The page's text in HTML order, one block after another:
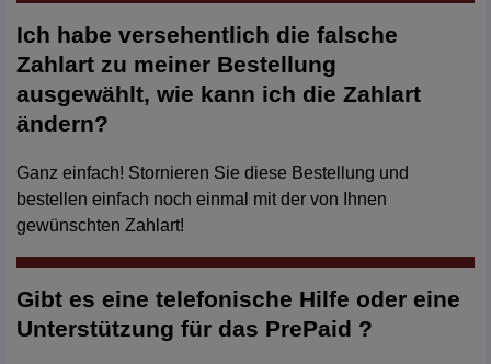
Ich habe versehentlich die falsche
Zahlart zu meiner Bestellung
ausgewählt, wie kann ich die Zahlart
ändern?
Ganz einfach! Stornieren Sie diese Bestellung und
bestellen einfach noch einmal mit der von Ihnen
gewünschten Zahlart!
Gibt es eine telefonische Hilfe oder eine
Unterstützung für das PrePaid ?